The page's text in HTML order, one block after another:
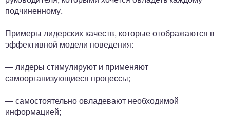
подчиненному.
Примеры лидерских качеств, которые отображаются в
эффективной модели поведения:
— лидеры стимулируют и применяют
самоорганизующиеся процессы;
— самостоятельно овладевают необходимой
информацией;